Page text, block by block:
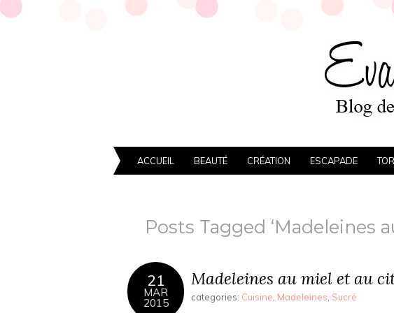
ACCUEIL BEAUTÉ CRÉATION ESCAPADE
Posts Tagged ‘Madeleines
21
MAR
2015
Madeleines au miel et au
categories: Cuisine Madeleines Sucré